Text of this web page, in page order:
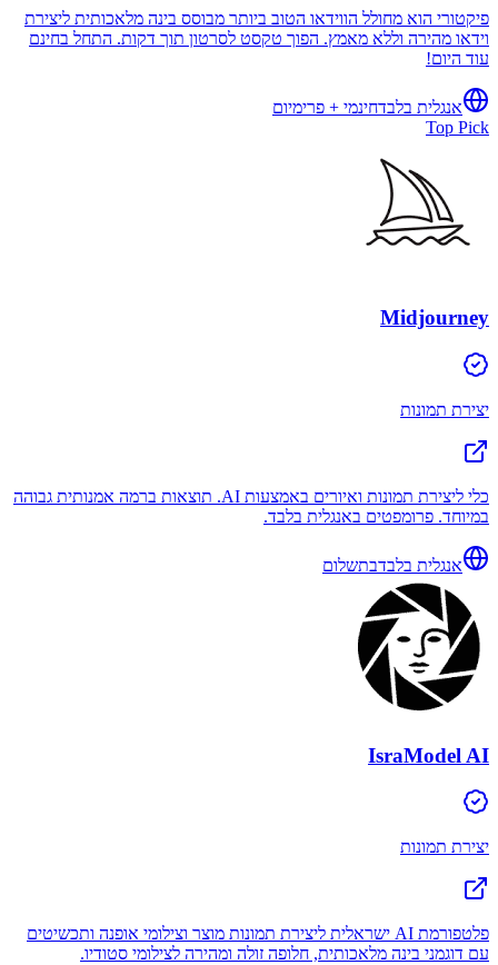
פיקטורי הוא מחולל הווידאו הטוב ביותר מבוסס בינה מלאכותית ליצירת
וידאו מהירה וללא מאמץ. הפוך טקסט לסרטון תוך דקות. התחל בחינם
עוד היום!
אנגלית בלבדחינמי + פרימיום
Top Pick
Midjourney
יצירת תמונות
כלי ליצירת תמונות ואיורים באמצעות AI. תוצאות ברמה אמנותית גבוהה
במיוחד. פרומפטים באנגלית בלבד.
אנגלית בלבדבתשלום
IsraModel AI
יצירת תמונות
פלטפורמת AI ישראלית ליצירת תמונות מוצר וצילומי אופנה ותכשיטים
עם דוגמני בינה מלאכותית, חלופה זולה ומהירה לצילומי סטודיו.